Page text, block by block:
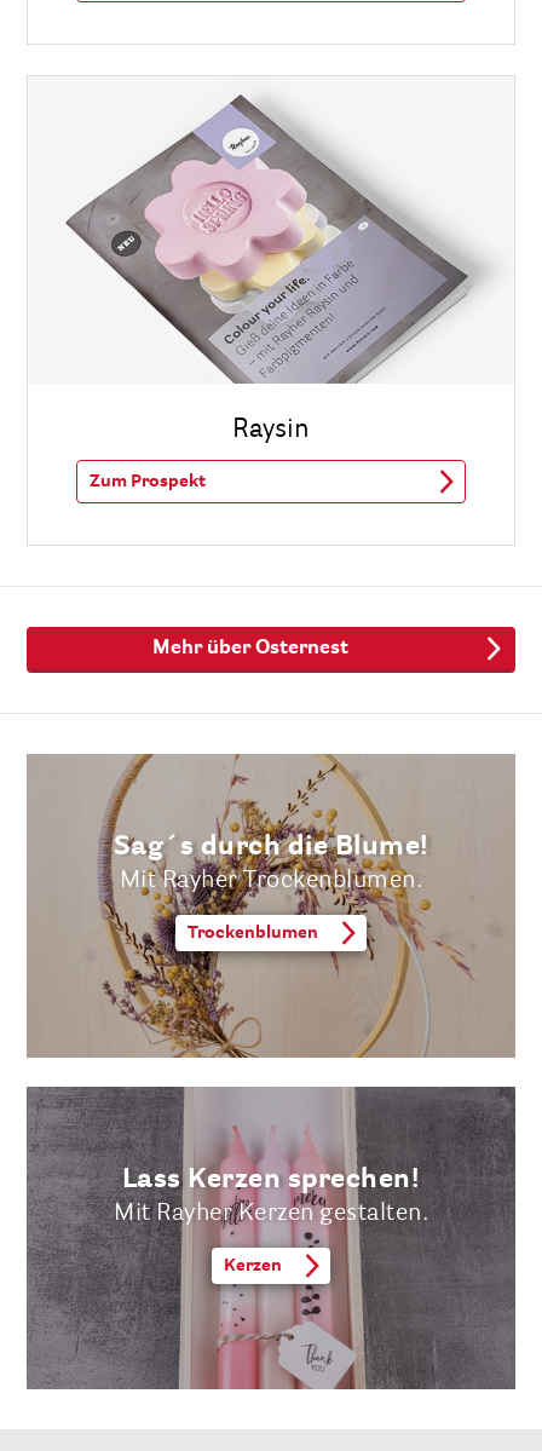
Raysin
Zum Prospekt
Mehr über Osternest
Sag´s durch die Blume!
Mit Rayher Trockenblumen.
Trockenblumen
Lass Kerzen sprechen!
Mit Rayher Kerzen gestalten.
Kerzen